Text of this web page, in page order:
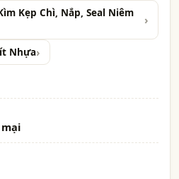
Kẹp Chì, Nắp, Seal Niêm
Nhựa